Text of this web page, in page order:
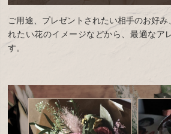
ご用途、プレゼントされたい相手のお好み
れたい花のイメージなどから、最適なア
す。